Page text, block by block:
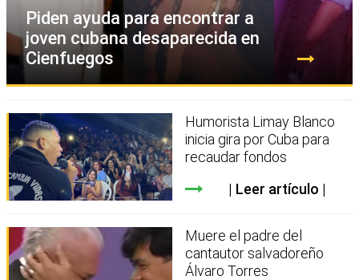
Piden ayuda para encontrar a
joven cubana desaparecida en
Cienfuegos
Humorista Limay Blanco
inicia gira por Cuba para
recaudar fondos
Leer artículo
Muere el padre del
cantautor salvadoreño
Álvaro Torres